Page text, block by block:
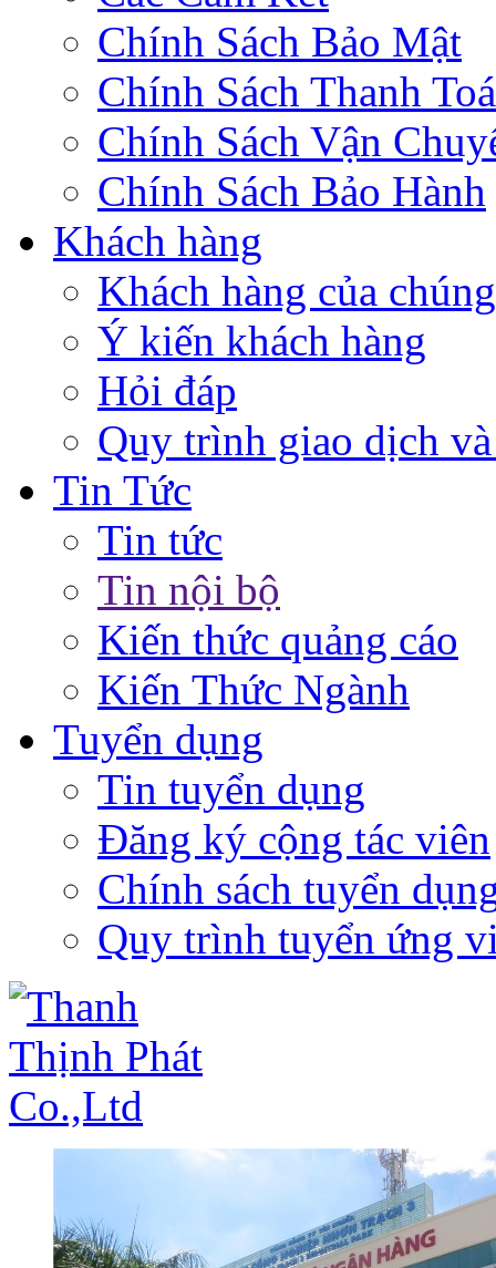
Chính Sách Bảo Mật
Chính Sách Thanh
Chính Sách Vận
Chính Sách Bảo Hành
Khách hàng
Khách hàng của
Ý kiến khách hàng
Hỏi đáp
Quy trình giao dịch
Tin Tức
Tin tức
Tin nội bộ
Kiến thức quảng cáo
Kiến Thức Ngành
Tuyển dụng
Tin tuyển dụng
Đăng ký cộng tác viên
Chính sách tuyển
Quy trình tuyển ứng